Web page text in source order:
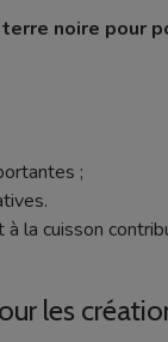
terre noire pour
;
à la cuisson
les